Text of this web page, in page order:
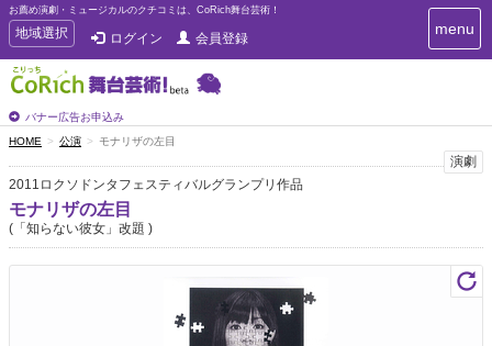
お薦め演劇・ミュージカルのクチコミは、CoRich舞台芸術！
T
o
g
g
e
n
a
v
i
g
地域選択 ログイン 会員登録
バナー広告お申込み
T
o
g
a
menu
HOME 公演 モナリザの左目
演劇
2011ロクソドンタフェスティバルグランプリ作品
モナリザの左目
(「知らない彼女」改題 )